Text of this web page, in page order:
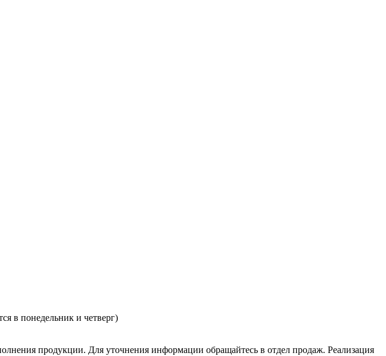
в понедельник и четверг)
продукции. Для уточнения информации обращайтесь в отдел продаж. Реализация